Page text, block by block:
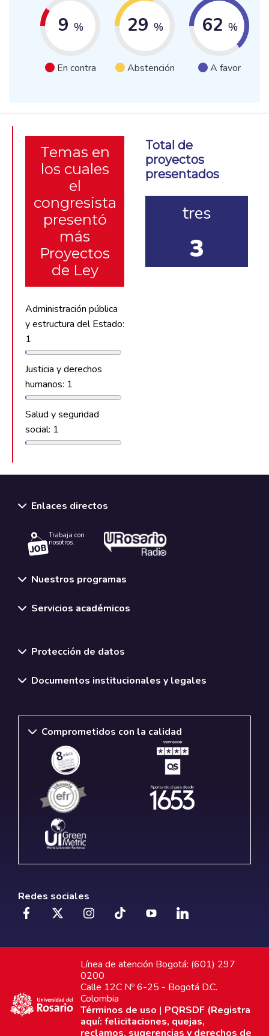
9 %
En contra
29 %
Abstención
62 %
A favor
Temas en
los cuales
el
congresista
presentó
más
Proyectos
de Ley
Administración pública
y estructura del Estado:
1
Justicia y derechos
humanos: 1
Salud y seguridad
social: 1
Total de
proyectos
presentados
tres
3
Enlaces directos
Trabaja con
nosotros.
Nuestros programas
Servicios académicos
Protección de datos
Documentos institucionales y legales
Comprometidos con la calidad
Redes sociales
Línea de atención Bogotá: (601) 297
0200
Calle 12C Nº 6-25 - Bogotá D.C.
Colombia
Términos de uso | PQRSDF (Registra
aquí: felicitaciones, quejas,
reclamos, sugerencias y derechos de